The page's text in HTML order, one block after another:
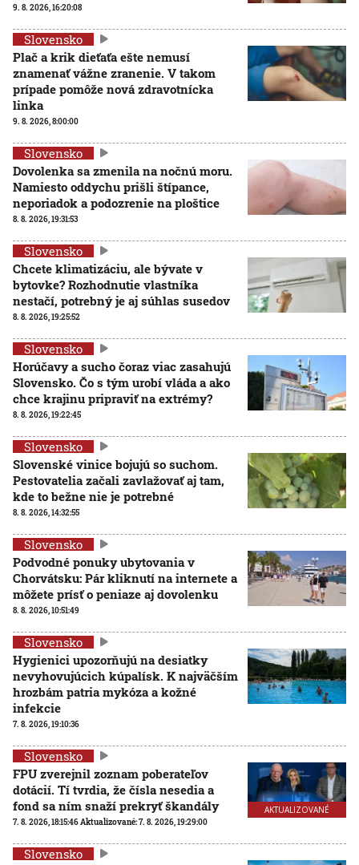
9. 8. 2026, 16:20:08
Slovensko
Plač a krik dieťaťa ešte nemusí
znamenať vážne zranenie. V takom
prípade pomôže nová zdravotnícka
linka
9. 8. 2026, 8:00:00
Slovensko
Dovolenka sa zmenila na nočnú moru.
Namiesto oddychu prišli štípance,
neporiadok a podozrenie na ploštice
8. 8. 2026, 19:31:53
Slovensko
Chcete klimatizáciu, ale bývate v
bytovke? Rozhodnutie vlastníka
nestačí, potrebný je aj súhlas susedov
8. 8. 2026, 19:25:52
Slovensko
Horúčavy a sucho čoraz viac zasahujú
Slovensko. Čo s tým urobí vláda a ako
chce krajinu pripraviť na extrémy?
8. 8. 2026, 19:22:45
Slovensko
Slovenské vinice bojujú so suchom.
Pestovatelia začali zavlažovať aj tam,
kde to bežne nie je potrebné
8. 8. 2026, 14:32:55
Slovensko
Podvodné ponuky ubytovania v
Chorvátsku: Pár kliknutí na internete a
môžete prísť o peniaze aj dovolenku
8. 8. 2026, 10:51:49
Slovensko
Hygienici upozorňujú na desiatky
nevyhovujúcich kúpalísk. K najväčším
hrozbám patria mykóza a kožné
infekcie
7. 8. 2026, 19:10:36
AKTUALIZOVANÉ
Slovensko
FPU zverejnil zoznam poberateľov
dotácií. Tí tvrdia, že čísla nesedia a
fond sa ním snaží prekryť škandály
7. 8. 2026, 18:15:46 Aktualizované:7. 8. 2026, 19:29:00
Slovensko